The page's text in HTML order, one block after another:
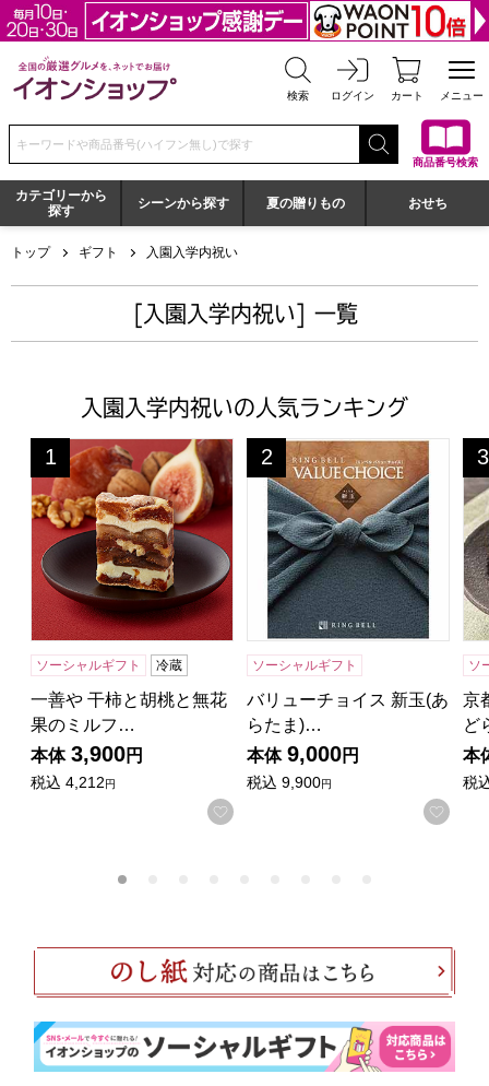
全国の厳選グルメを、ネットでお届け イオンショップ
検索 ログイン カート メニュー
検索キーワードまたは商品番号を入力してください
商品番号検索
カテゴリーから
探す
シーンから探す 夏の贈りもの おせち
トップ ギフト 入園入学内祝い
[入園入学内祝い] 一覧
入園入学内祝いの人気ランキング
一善や 干柿と胡桃と無花果のミルフィーユ 6個入り 1箱【
1
位
ソーシャルギフト 冷蔵
一善や 干柿と胡桃と無花
果のミルフ…
本体 3,900円
税込 4,212円
お気に入りに登録する
バリューチョイス 新玉(あら
2
位
ソーシャルギフト
バリューチョイス 新玉(あ
らたま)…
本体 9,000円
税込 9,900円
お気
3
位
ソ
京
ど
本
税